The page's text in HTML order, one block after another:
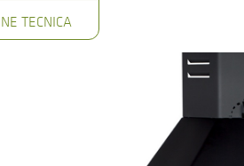
TECNICA